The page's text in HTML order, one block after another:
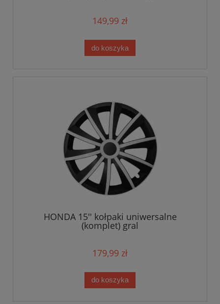
149,99 zł
do koszyka
HONDA 15'' kołpaki uniwersalne
(komplet) gral
179,99 zł
do koszyka